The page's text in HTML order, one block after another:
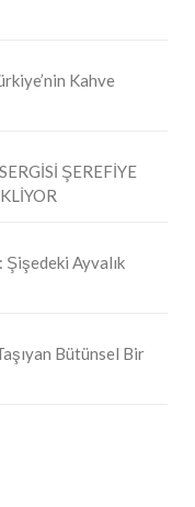
Kahve
ŞEREFİYE
Şişedeki Ayvalık
Bütünsel Bir